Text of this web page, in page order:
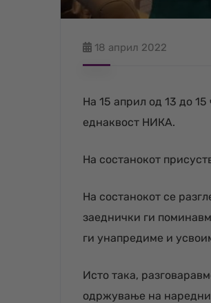
18 април 2022
На 15 април од 13 до
еднаквост НИКА.
На состанокот
На состанокот се
заеднички ги
ги унапредиме и
Исто така,
одржување на